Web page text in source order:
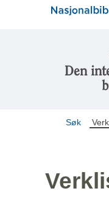
Den
Søk